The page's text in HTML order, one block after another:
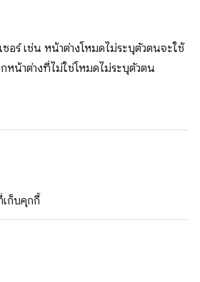
ซอร์ เช่น หน้าต่างโหมดไม่ระบุตัวตนจะใช้
หน้าต่างที่ไม่ใช่โหมดไม่ระบุตัวตน
ก็บคุกกี้